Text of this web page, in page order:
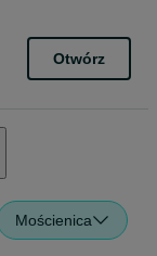
Otwórz
Mościenica